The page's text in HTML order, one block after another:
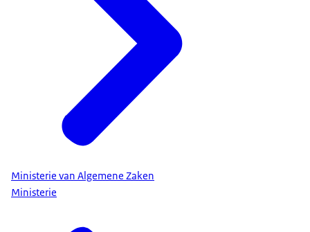
Ministerie van Algemene Zaken
Ministerie